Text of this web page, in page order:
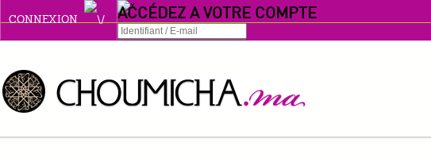
CONNEXION ACCÉDEZ A VOTRE COMPTE
Se souvenir de moi